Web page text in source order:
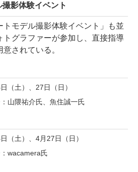
影体験イベント
トモデル撮影体験イベント」も並
トグラファーが参加し、直接指導
されている。
（土）、27日（日）
山隈祐介氏、魚住誠一氏
（土）、4月27日（日）
wacamera氏